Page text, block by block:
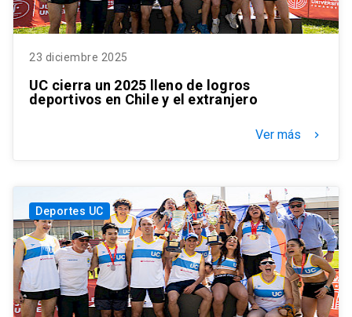
23 diciembre 2025
UC cierra un 2025 lleno de logros
deportivos en Chile y el extranjero
Ver más keyboard_arrow_right
Deportes UC